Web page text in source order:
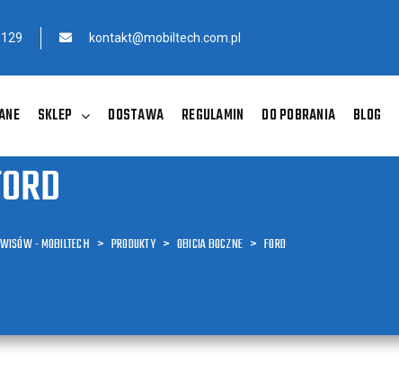
kontakt@mobiltech.com.pl
SKLEP DOSTAWA REGULAMIN DO POBRANIA BLOG
- MOBILTECH > PRODUKTY > OBICIA BOCZNE > FORD